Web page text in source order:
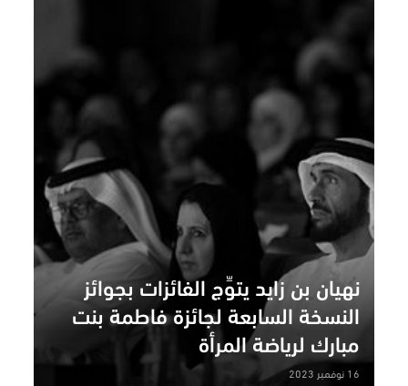
نهيان بن زايد يتوِّج الفائزات بجوائز
النسخة السابعة لجائزة فاطمة بنت
مبارك لرياضة المرأة
16 نوفمبر 2023